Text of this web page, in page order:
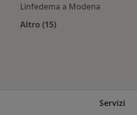
Linfedema a Modena
Altro (15)
Servizi